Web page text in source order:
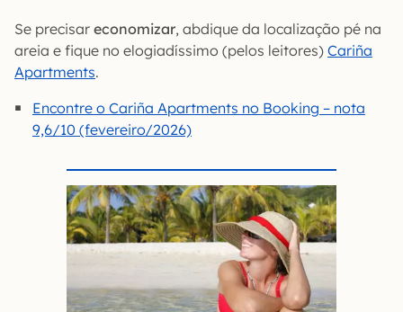
Se precisar economizar, abdique da localização pé na
areia e fique no elogiadíssimo (pelos leitores) Cariña
Apartments.
Encontre o Cariña Apartments no Booking – nota
9,6/10 (fevereiro/2026)